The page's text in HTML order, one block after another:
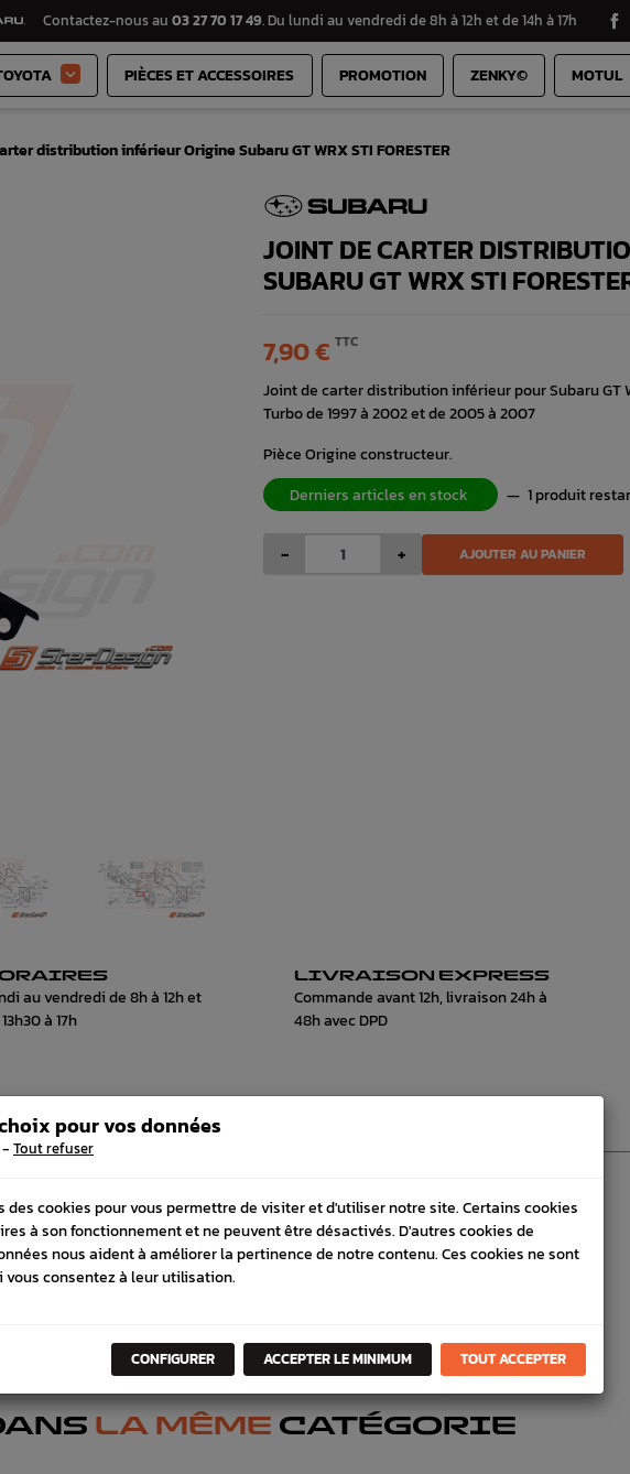
Contactez-nous au 03 27 70 17 49. Du lundi au vendredi de 8h à 12h et de 14h à 17h
 PIÈCES ET ACCESSOIRES PROMOTION ZENKY© MOTUL
distribution inférieur Origine Subaru GT WRX STI FORESTER
JOINT DE CARTER
SUBARU GT WRX STI
7,90 € TTC
Joint de carter distribution inférieur pour Subaru GT
Turbo de 1997 à 2002 et de 2005 à 2007
Pièce Origine constructeur.
Derniers articles en stock
— 1 produit
- + AJOUTER AU PANIER
au vendredi de 8h à 12h et
à 17h
LIVRAISON EXPRESS
Commande avant 12h, livraison 24h à
48h avec DPD
SCHÉMA CONSTRUCTEUR
LA MÊME CATÉGORIE
pour vos données
- Tout refuser
des cookies pour vous permettre de visiter et d'utiliser notre site. Certains cookies
à son fonctionnement et ne peuvent être désactivés. D'autres cookies de
nous aident à améliorer la pertinence de notre contenu. Ces cookies ne sont
vous consentez à leur utilisation.
CONFIGURER ACCEPTER LE MINIMUM TOUT ACCEPTER